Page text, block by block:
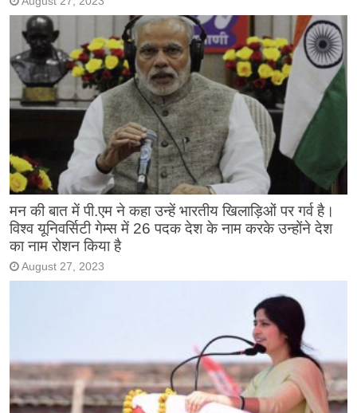
मन की बात में पी.एम ने कहा उन्हें भारतीय खिलाड़िओं पर गर्व है।
विश्व यूनिवर्सिटी गेम्स में 26 पदक देश के नाम करके उन्होंने देश
का नाम रोशन किया है
August 27, 2023